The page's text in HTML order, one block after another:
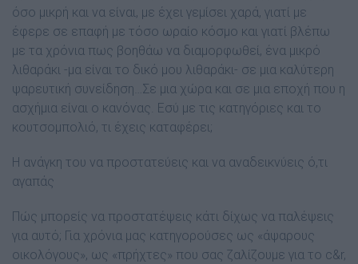
όσο µικρή και να είναι, µε έχει γεµίσει χαρά, γιατί µε
έφερε σε επαφή µε τόσο ωραίο κόσµο και γιατί βλέπω
µε τα χρόνια πως βοηθάω να διαµορφωθεί, ένα µικρό
λιθαράκι -µα είναι το δικό µου λιθαράκι- σε µια καλύτερη
ψαρευτική συνείδηση…Σε µια χώρα και σε µια εποχή που η
ασχήµια είναι ο κανόνας. Εσύ µε τις κατηγόριες και το
κουτσοµπολιό, τι έχεις καταφέρει;
Η ανάγκη του να προστατεύεις και να αναδεικνύεις ό,τι
αγαπάς
Πώς µπορείς να προστατέψεις κάτι δίχως να παλέψεις
για αυτό; Για χρόνια µας κατηγορούσες ως «άψαρους
οικολόγους», ως «πρήχτες» που σας ζαλίζουµε για το c&r,